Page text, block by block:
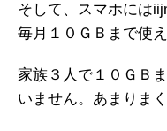
そして、スマホには
毎月１０ＧＢまで使
家族３人で１０ＧＢ
いません。あまりまく